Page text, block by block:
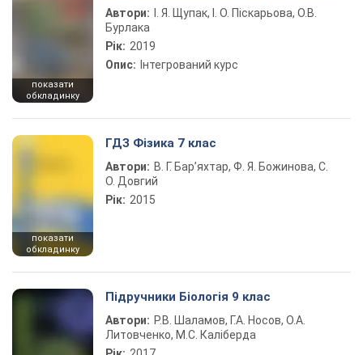
показати
обкладинку
Автори:
І. Я. Щупак, І. О. Піскарьова, О.В.
Бурлака
Рік: 2019
Опис: Інтегрований курс
показати
обкладинку
ГДЗ Фізика 7 клас
Автори: В. Г. Бар’яхтар, Ф. Я. Божинова, С.
О. Довгий
Рік: 2015
Підручники Біологія 9 клас
Автори: Р.В. Шаламов, Г.А. Носов, О.А.
Литовченко, М.С. Каліберда